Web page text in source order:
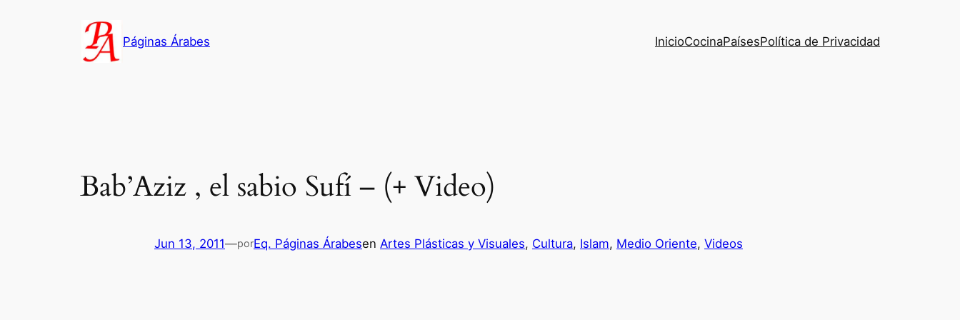
Páginas Árabes InicioCocinaPaísesPolítica de Privacidad
Bab’Aziz , el sabio Sufí – (+ Video)
Jun 13, 2011—porEq. Páginas Árabesen Artes Plásticas y Visuales, Cultura, Islam, Medio Oriente, Videos